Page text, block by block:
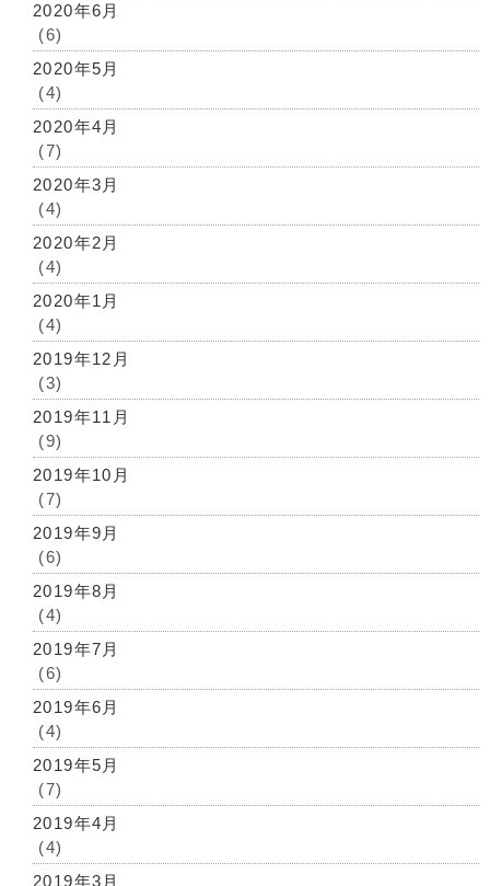
2020年6月
(6)
2020年5月
(4)
2020年4月
(7)
2020年3月
(4)
2020年2月
(4)
2020年1月
(4)
2019年12月
(3)
2019年11月
(9)
2019年10月
(7)
2019年9月
(6)
2019年8月
(4)
2019年7月
(6)
2019年6月
(4)
2019年5月
(7)
2019年4月
(4)
2019年3月